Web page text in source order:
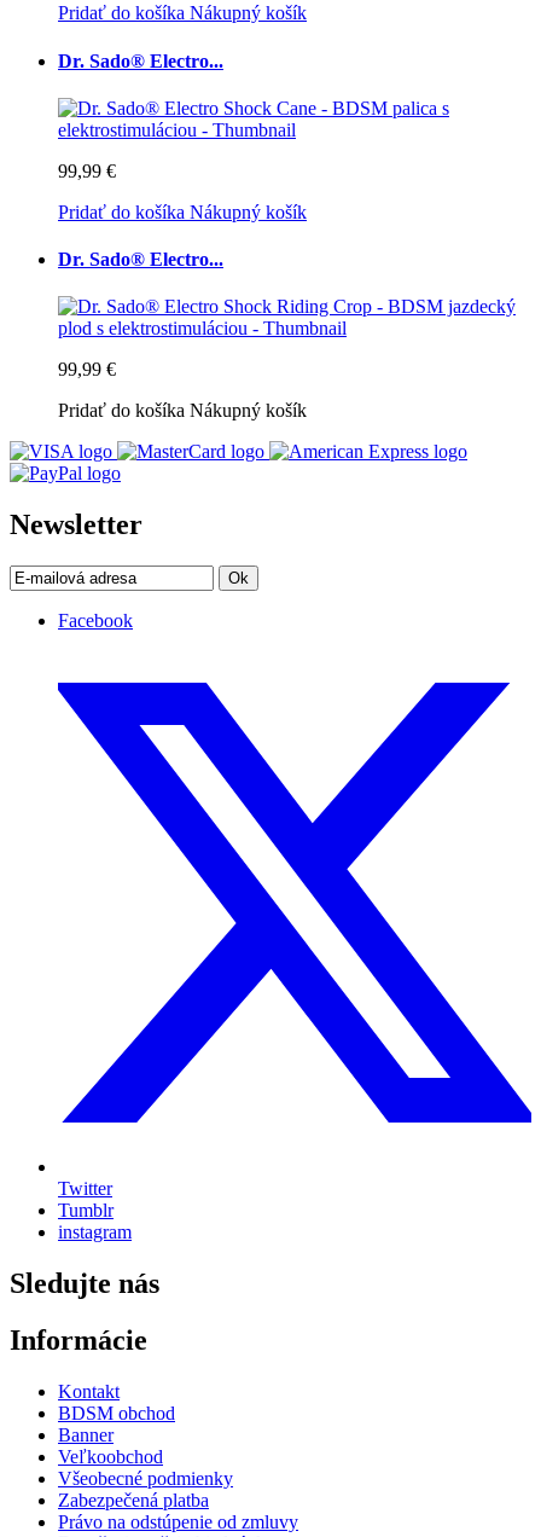
Pridať do košíka Nákupný košík
Dr. Sado® Electro...
99,99 €
Pridať do košíka Nákupný košík
Dr. Sado® Electro...
99,99 €
Pridať do košíka Nákupný košík
Newsletter
Ok
Facebook
Twitter
Tumblr
instagram
Sledujte nás
Informácie
Kontakt
BDSM obchod
Banner
Veľkoobchod
Všeobecné podmienky
Zabezpečená platba
Právo na odstúpenie od zmluvy